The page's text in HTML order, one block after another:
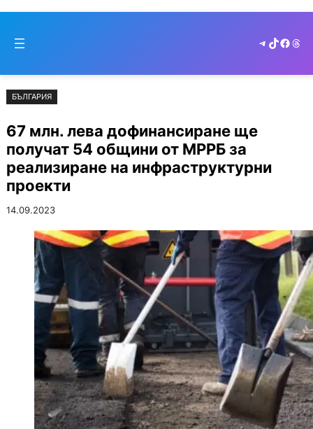
съдържанието
to
Telegram
TikTok
БЪЛГАРИЯ
67 млн. лева дофинансиране ще
получат 54 общини от МРРБ за
реализиране на инфраструктурни
проекти
14.09.2023